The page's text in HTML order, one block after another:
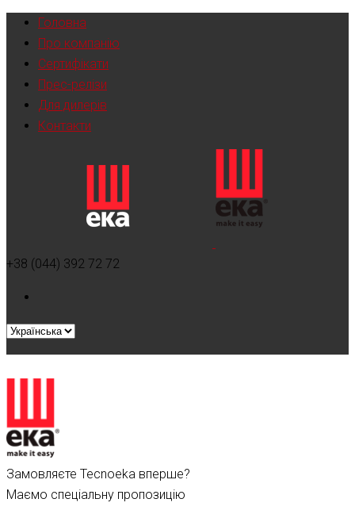
Головна
Про компанію
Сертифікати
Прес-релізи
Для дилерів
Контакти
+38 (044) 392 72 72
Замовляєте Tecnoeka вперше?
Маємо спеціальну пропозицію